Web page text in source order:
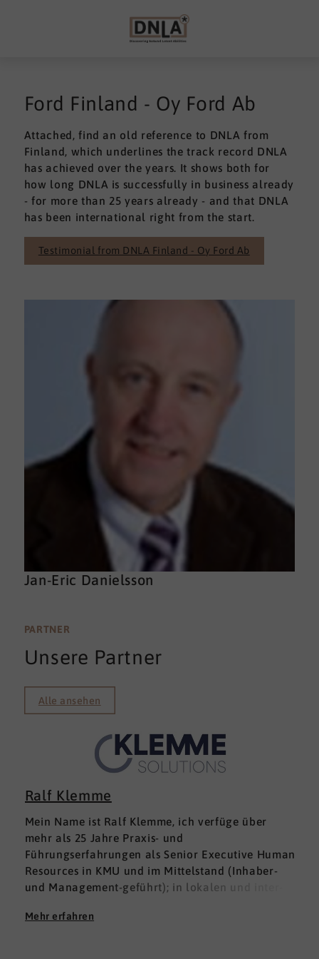
Ford Finland - Oy Ford Ab
Attached, find an old reference to DNLA from
Finland, which underlines the track record DNLA
has achieved over the years. It shows both for
how long DNLA is successfully in business already
- for more than 25 years already - and that DNLA
has been international right from the start.
Testimonial from DNLA Finland - Oy Ford Ab
Jan-Eric Danielsson
PARTNER
Unsere Partner
Alle ansehen
Ralf Klemme
Mein Name ist Ralf Klemme, ich verfüge über
mehr als 25 Jahre Praxis- und
Führungserfahrungen als Senior Executive Human
Resources in KMU und im Mittelstand (Inhaber-
und Management-geführt); in lokalen und inter­
Erfahrungen fußen auf der Grundlage einer
Mehr erfahren